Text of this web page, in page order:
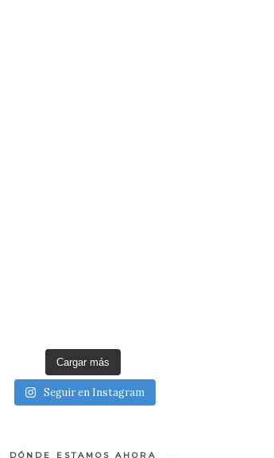
Cargar más
Seguir en Instagram
DÓNDE ESTAMOS AHORA